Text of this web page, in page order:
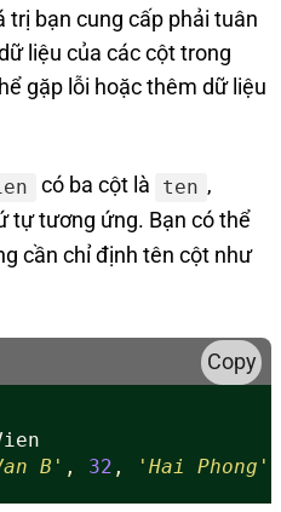
trị bạn cung cấp phải tuân
liệu của các cột trong
gặp lỗi hoặc thêm dữ liệu
có ba cột là ten ,
tự tương ứng. Bạn có thể
cần chỉ định tên cột như
Copy
B' , 32 , 'Hai Phong'